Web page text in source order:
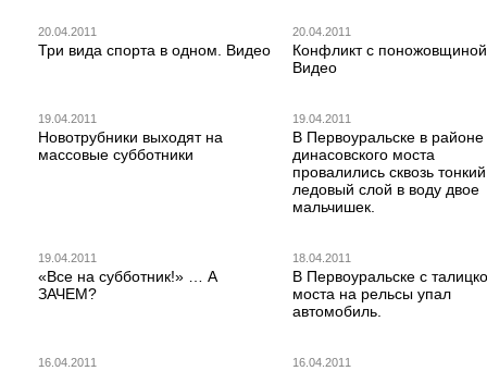
20.04.2011
Три вида спорта в одном. Видео
20.04.2011
Конфликт с
Видео
19.04.2011
Новотрубники выходят на
массовые субботники
19.04.2011
В Первоуральске в районе
динасовского моста
провалились сквозь тонкий
ледовый слой в воду двое
мальчишек.
19.04.2011
«Все на субботник!» … А
ЗАЧЕМ?
18.04.2011
В Первоуральске с
моста на рельсы упал
автомобиль.
16.04.2011 16.04.2011